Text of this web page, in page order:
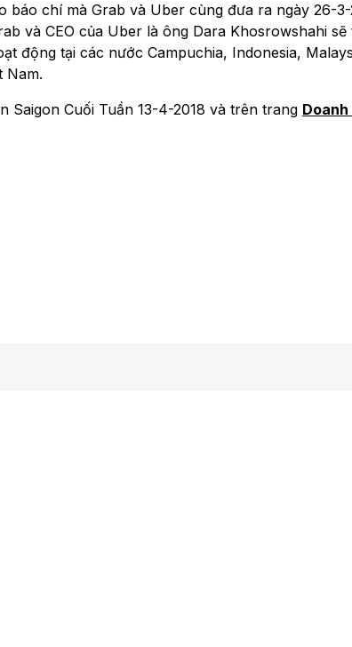
chí mà Grab và Uber cùng đưa ra ngày 26-3-
và CEO của Uber là ông Dara Khosrowshahi
động tại các nước Campuchia, Indonesia,
Nam.
Saigon Cuối Tuần 13-4-2018 và trên trang Doanh